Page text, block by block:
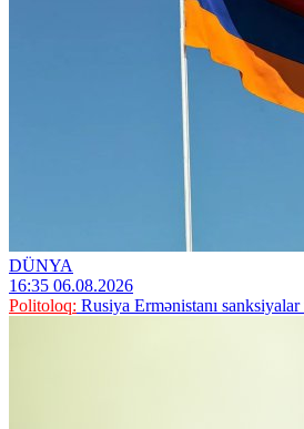
DÜNYA
16:35 06.08.2026
Politoloq: Rusiya Ermənistanı